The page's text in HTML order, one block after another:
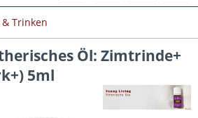
& Trinken
Öl: Zimtrinde+
5ml